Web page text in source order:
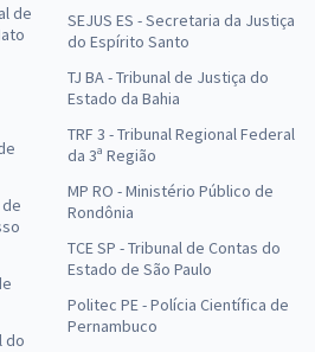
de
de
do
SEJUS ES - Secretaria da Justiça
do Espírito Santo
TJ BA - Tribunal de Justiça do
Estado da Bahia
TRF 3 - Tribunal Regional Federal
da 3ª Região
MP RO - Ministério Público de
Rondônia
TCE SP - Tribunal de Contas do
Estado de São Paulo
Politec PE - Polícia Científica de
Pernambuco